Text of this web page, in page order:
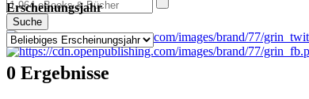
Suche
Erscheinungsjahr
0 Ergebnisse